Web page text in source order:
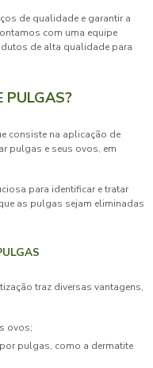
de qualidade e garantir a
com uma equipe
de alta qualidade para
PULGAS?
consiste na aplicação de
pulgas e seus ovos, em
para identificar e tratar
as pulgas sejam eliminadas
traz diversas vantagens,
ovos;